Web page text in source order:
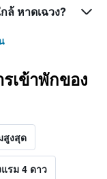
ล้ หาดเฉวง?
เข้าพักของ
สูงสุด
รม 4 ดาว